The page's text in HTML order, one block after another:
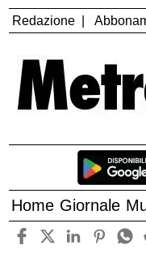
Redazione
Home Giornale